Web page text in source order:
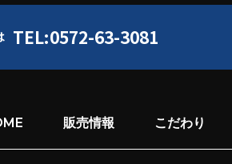
TEL:0572-63-3081
販売情報 こだわり